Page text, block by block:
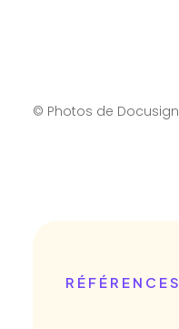
© Photos de Docusign
RÉFÉRENCES